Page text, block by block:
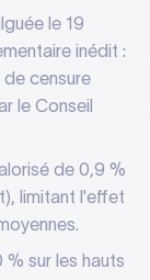
le 19
inédit :
censure
le Conseil
de 0,9 %
limitant l'effet
% sur les hauts